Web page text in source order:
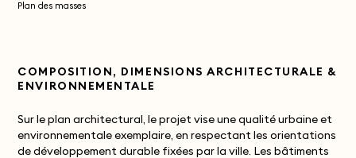
Plan des masses
COMPOSITION, DIMENSIONS ARCHITECTURALE &
ENVIRONNEMENTALE
Sur le plan architectural, le projet vise une qualité urbaine et
environnementale exemplaire, en respectant les orientations
de développement durable fixées par la ville. Les bâtiments